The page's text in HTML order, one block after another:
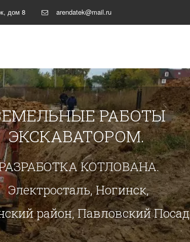
дом 8 arendatek@mail.ru
РАБОТЫ
ЭКСКАВАТОРОМ.
КОТЛОВАНА.
Электросталь, Ногинск,
район, Павловский Посад